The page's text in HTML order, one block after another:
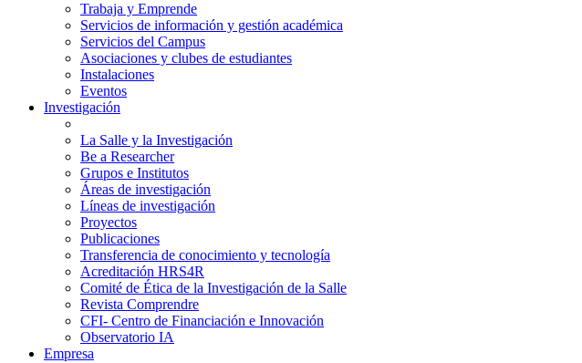
Trabaja y Emprende
Servicios de información y gestión académica
Servicios del Campus
Asociaciones y clubes de estudiantes
Instalaciones
Eventos
Investigación
La Salle y la Investigación
Be a Researcher
Grupos e Institutos
Áreas de investigación
Líneas de investigación
Proyectos
Publicaciones
Transferencia de conocimiento y tecnología
Acreditación HRS4R
Comité de Ética de la Investigación de la Salle
Revista Comprendre
CFI- Centro de Financiación e Innovación
Observatorio IA
Empresa